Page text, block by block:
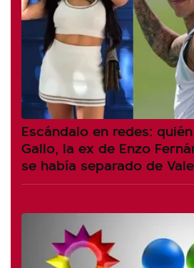
Escándalo en redes:
Gallo, la ex de Enzo
se había separado de